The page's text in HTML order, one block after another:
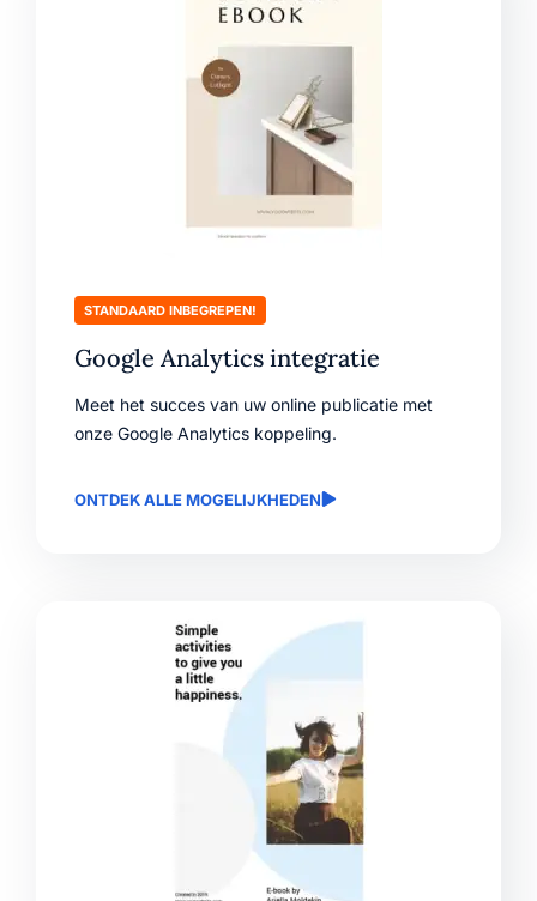
STANDAARD INBEGREPEN!
Google Analytics integratie
Meet het succes van uw online publicatie met
onze Google Analytics koppeling.
ONTDEK ALLE MOGELIJKHEDEN